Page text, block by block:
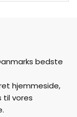
bedste
hjemmeside,
til vores